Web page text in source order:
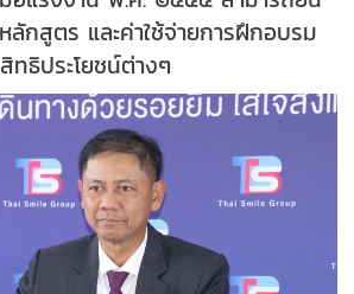
ลักสูตร และค่าใช้จ่ายการฝึกอบรม
ธิประโยชน์ต่างๆ